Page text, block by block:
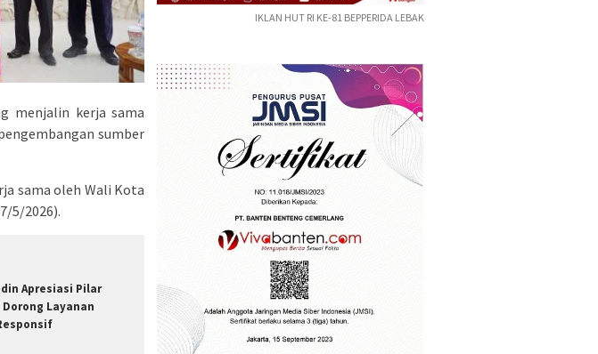
menjalin kerja sama
sumber
sama oleh Wali Kota
5/2026).
Apresiasi Pilar
Layanan
IKLAN HUT RI KE-81 BEPPERIDA LEBAK